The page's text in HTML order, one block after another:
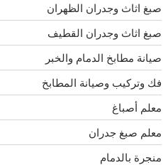
صبغ اثاث وجدران الظهران
صبغ اثاث وجدران القطيف
صيانة مطابخ الدمام والخبر
فك وتركيب وصيانة المطابخ
معلم أصباغ
معلم صبغ جدران
منجرة بالدمام